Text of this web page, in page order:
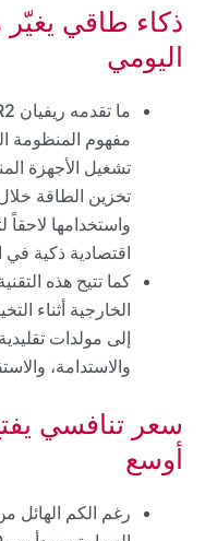
ذكاء طاقي يغيّر
اليومي
مفهوم المنظومة
تشغيل الأجهزة
تخزين الطاقة
واستخدامها لاحقاً
اقتصادية ذكية في
كما تتيح هذه
الخارجية أثناء
إلى مولدات
والاستدامة،
سعر تنافسي
أوسع
رغم الكم الهائل